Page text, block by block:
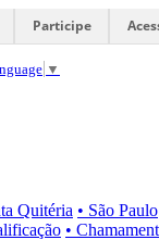
Participe
▼
Quitéria • São Paulo
•